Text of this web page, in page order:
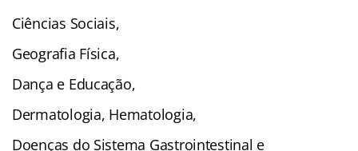
Ciências Sociais,
Geografia Física,
Dança e Educação,
Dermatologia, Hematologia,
Doenças do Sistema Gastrointestinal e